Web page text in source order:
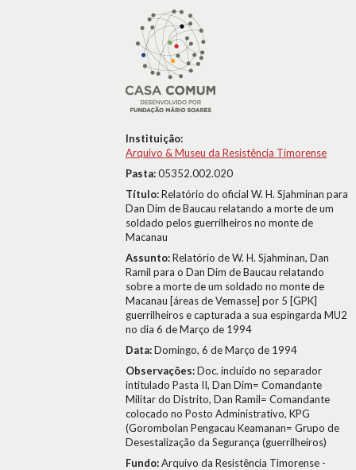
Instituição:
Arquivo & Museu da Resistência Timorense
Pasta:05352.002.020
Título:Relatório do oficial W. H. Sjahminan para
Dan Dim de Baucau relatando a morte de um
soldado pelos guerrilheiros no monte de
Macanau
Assunto:Relatório de W. H. Sjahminan, Dan
Ramil para o Dan Dim de Baucau relatando
sobre a morte de um soldado no monte de
Macanau [áreas de Vemasse] por 5 [GPK]
guerrilheiros e capturada a sua espingarda MU2
no dia 6 de Março de 1994
Data:Domingo, 6 de Março de 1994
Observações:Doc. incluído no separador
intitulado Pasta II, Dan Dim= Comandante
Militar do Distrito, Dan Ramil= Comandante
colocado no Posto Administrativo, KPG
(Gorombolan Pengacau Keamanan= Grupo de
Desestalização da Segurança (guerrilheiros)
Fundo:Arquivo da Resistência Timorense -